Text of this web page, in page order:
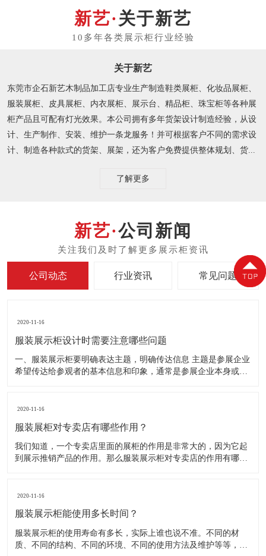
关于新艺
关于新艺
东莞市企石新艺木制品加工店专业生产制造鞋类展柜、化妆品展柜、
服装展柜、皮具展柜、内衣展柜、展示台、精品柜、珠宝柜等各种展
柜产品且可配有灯光效果。本公司拥有多年货架设计制造经验，从设
计、生产制作、安装、维护一条龙服务！并可根据客户不同的需求设
计、制造各种款式的货架、展架，还为客户免费提供整体规划、货...
了解更多
公司新闻
公司动态 行业资讯 常见问题
2020-11-16
服装展示柜设计时需要注意哪些问题
一、服装展示柜要明确表达主题，明确传达信息 主题是参展企业
希望传达给参观者的基本信息和印象，通常是参展企业本身或产
2020-11-16
服装展柜对专卖店有哪些作用？
我们知道，一个专卖店里面的展柜的作用是非常大的，因为它起
到展示推销产品的作用。那么服装展示柜对专卖店的作用有哪些
陈列展示商品。把商品的风采展现在消费者面前，使消费者对商
2020-11-16
服装展示柜能使用多长时间？
服装展示柜的使用寿命有多长，实际上谁也说不准。不同的材
质、不同的结构、不同的环境、不同的使用方法及维护等等，都